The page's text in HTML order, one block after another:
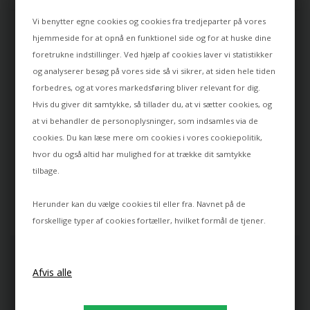
Vi benytter egne cookies og cookies fra tredjeparter på vores
hjemmeside for at opnå en funktionel side og for at huske dine
foretrukne indstillinger. Ved hjælp af cookies laver vi statistikker
og analyserer besøg på vores side så vi sikrer, at siden hele tiden
forbedres, og at vores markedsføring bliver relevant for dig.
Hvis du giver dit samtykke, så tillader du, at vi sætter cookies, og
at vi behandler de personoplysninger, som indsamles via de
cookies. Du kan læse mere om cookies i vores cookiepolitik,
hvor du også altid har mulighed for at trække dit samtykke
tilbage.
Herunder kan du vælge cookies til eller fra. Navnet på de
forskellige typer af cookies fortæller, hvilket formål de tjener.
Suveræne produkter
Lamper.dk og Spotlight har i
30 år haft de mest suveræne
lamper man kunne købe på
markedet. Derfor kigger jeg
altid der når jeg søger efter
en ny lampe.
Gandalf
Kundehåndtering &
produkt i topklasse
Måske banalt, men at
komme igennem på
telefonen uden ventetid og
direkte kontakt med en
levende person. Kan
helhjertet anbefales.